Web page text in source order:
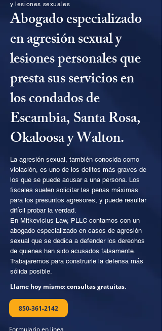
y lesiones sexuales
Abogado especializado
en agresión sexual y
lesiones personales que
presta sus servicios en
los condados de
Escambia, Santa Rosa,
Okaloosa y Walton.
La agresión sexual, también conocida como
violación, es uno de los delitos más graves de
los que se puede acusar a una persona. Los
fiscales suelen solicitar las penas máximas
para los presuntos agresores, y puede resultar
difícil probar la verdad.
En Mitkevicius Law, PLLC contamos con un
abogado especializado en casos de agresión
sexual que se dedica a defender los derechos
de quienes han sido acusados falsamente.
Trabajaremos para construirle la defensa más
sólida posible.
Llame hoy mismo: consultas gratuitas.
850-361-2142
Formulario en línea